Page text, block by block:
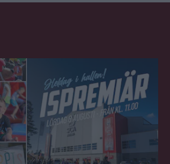
2026 Publicerad 2026-08-06